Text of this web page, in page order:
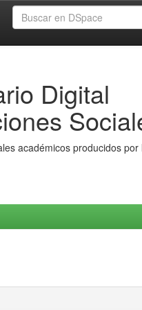
Digital
académicos producidos